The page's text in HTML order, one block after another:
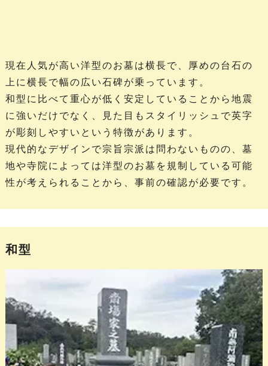
現在人気が高い洋型のお墓は横長で、厚めの台石の
上に横長で幅の広い石碑が乗っています。
和型に比べて重心が低く安定していることから地震
に強いだけでなく、見た目もスタイリッシュで英字
が彫刻しやすいという特徴があります。
現代的なデザインで宗旨宗派は問わないものの、墓
地や寺院によっては洋型のお墓を規制している可能
性が考えられることから、事前の確認が必要です。
和型